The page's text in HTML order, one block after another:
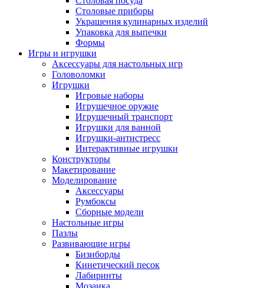
Столовые приборы
Украшения кулинарных изделий
Упаковка для выпечки
Формы
Игры и игрушки
Аксессуары для настольных игр
Головоломки
Игрушки
Игровые наборы
Игрушечное оружие
Игрушечный транспорт
Игрушки для ванной
Игрушки-антистресс
Интерактивные игрушки
Конструкторы
Макетирование
Моделирование
Аксессуары
Румбоксы
Сборные модели
Настольные игры
Пазлы
Развивающие игры
Бизиборды
Кинетический песок
Лабиринты
Мозаика